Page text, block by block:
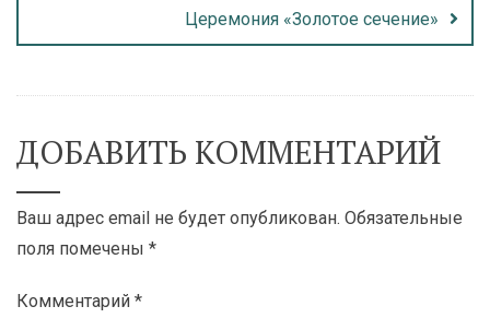
Церемония «Золотое сечение»
ДОБАВИТЬ КОММЕНТАРИЙ
Ваш адрес email не будет опубликован. Обязательные
поля помечены *
Комментарий *